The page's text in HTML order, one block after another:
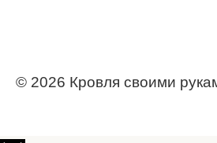
© 2026 Кровля своими